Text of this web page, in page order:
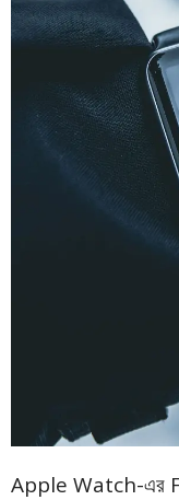
Apple Watch-এর